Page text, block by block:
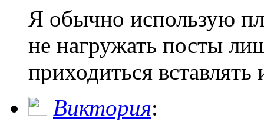
Я обычно использую
не нагружать посты
приходиться вставлять
Виктория: